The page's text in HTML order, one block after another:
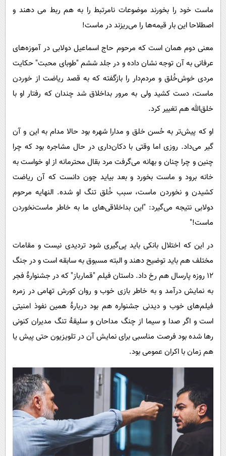
ماست خود را بخورند موضوعات نامرتبط را به هم ربط می دهند و
اصطلاحا این بار قیمه‌ها را می‌ریزند در ماست!
معنی دوم همان است که مرحوم حاج اسماعیل دولابی در آموزه‌های
عرفانی به آن توجه نشان داده و در جلد ششم "طوبای محبت" حکایت
مردی خوش‌خُلق و مردم‌دار را بازگفته که به قصد ریاضت از خوردن
ماست، دست کشید ولی به مرور بداخلاق شد چندان که رفتار او با
خلق‌الله هم تغییر کرد.
او که پیش‌تر به حُسن خلق و مدارا شهره بود حالا مدام به این و آن
گیر می‌داد. روزی اما وقتی با دکان‌داری در حال مشاجره بود که چرا
چنین و چرا چنان و بهانه می‌گرفت مرد بقال محترمانه از او خواست به
خانه برود و ماست بخورد و بعد بیاید چون دانست که آن ریاضت
کشیدن و نخوردن ماست، سبب خُلق تنگ او شده. النهایه مرحوم
دولابی نتیجه می‌گیرد: "این بداخلاقی‌های ما به خاطر ماست‌نخوردن
ماست!"
در این که اختلال بانکی باید پی‌گیری شود تردیدی نیست و مقامات
مختلف هم باید توضیح دهند و البته مسبوق به سابقه است و در جنگ
12 روزه پارسال هم رخ داد. داستان فیلم "قمارباز" که در جشنوارۀ فجر
به نمایش درآمد و به خاطر بازی خوب و روان کورش تهامی در زمره
فیلم‌های خوب و دیدنی جشنواره هم بود دربارۀ همین نفوذ امنیتی
است و اگر صدا و سیما از چنگ مداحان و سلیقۀ تنگ مدیران کنونی
رها شده بود فرصت مناسبی برای نمایش آن در تلویزیون حتی پیش یا
هم زمان با اکران عمومی بود.